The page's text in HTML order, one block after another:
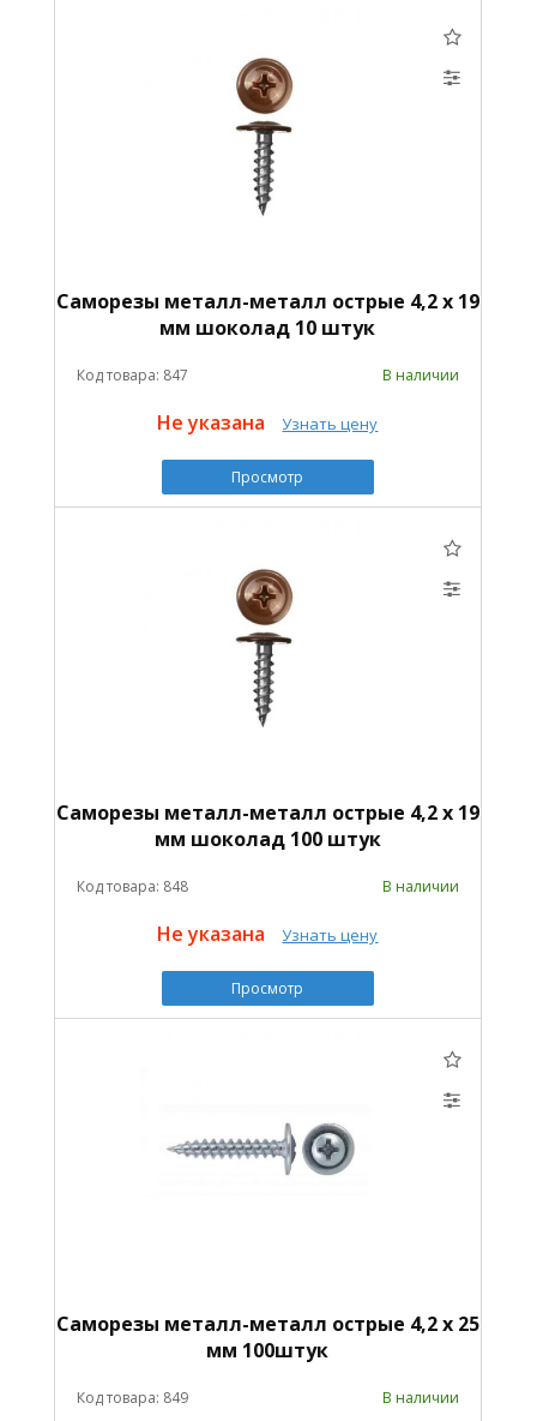
Саморезы металл-металл острые 4,2 х 19
мм шоколад 10 штук
Код товара: 847 В наличии
Не указана Узнать цену
Просмотр
Саморезы металл-металл острые 4,2 х 19
мм шоколад 100 штук
Код товара: 848 В наличии
Не указана Узнать цену
Просмотр
Саморезы металл-металл острые 4,2 х 25
мм 100штук
Код товара: 849 В наличии